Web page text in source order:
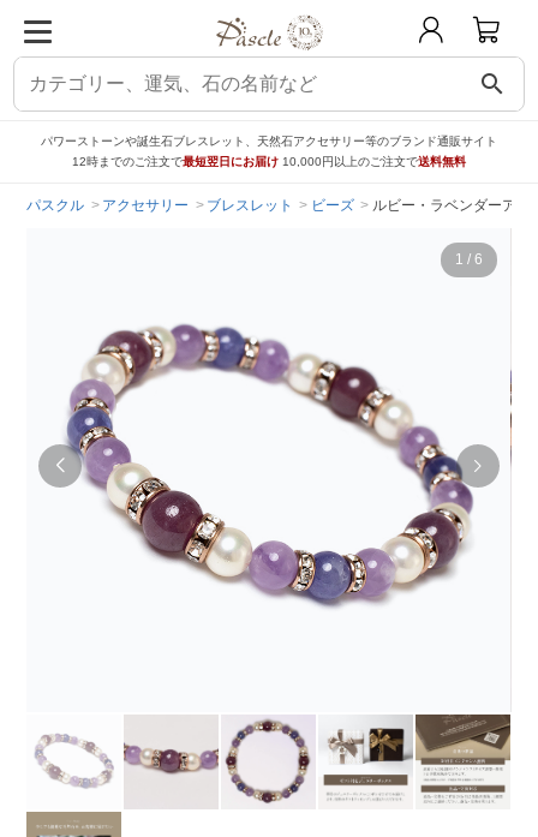
search
パワーストーンや誕生石ブレスレット、天然石アクセサリー等のブランド通販サイト
12時までのご注文で最短翌日にお届け 10,000円以上のご注文で送料無料
パスクル アクセサリー ブレスレット ビーズ ルビー・ラベンダーアメ
1 / 6